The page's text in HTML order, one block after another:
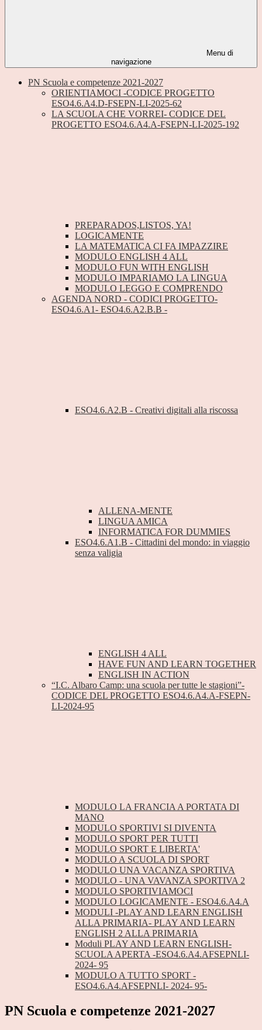
Menu di
navigazione
PN Scuola e competenze 2021-2027
ORIENTIAMOCI -CODICE PROGETTO
ESO4.6.A4.D-FSEPN-LI-2025-62
LA SCUOLA CHE VORREI- CODICE DEL
PROGETTO ESO4.6.A4.A-FSEPN-LI-2025-192
PREPARADOS,LISTOS, YA!
LOGICAMENTE
LA MATEMATICA CI FA IMPAZZIRE
MODULO ENGLISH 4 ALL
MODULO FUN WITH ENGLISH
MODULO IMPARIAMO LA LINGUA
MODULO LEGGO E COMPRENDO
AGENDA NORD - CODICI PROGETTO-
ESO4.6.A1- ESO4.6.A2.B.B -
ESO4.6.A2.B - Creativi digitali alla riscossa
ALLENA-MENTE
LINGUA AMICA
INFORMATICA FOR DUMMIES
ESO4.6.A1.B - Cittadini del mondo: in viaggio
senza valigia
ENGLISH 4 ALL
HAVE FUN AND LEARN TOGETHER
ENGLISH IN ACTION
“I.C. Albaro Camp: una scuola per tutte le stagioni”-
CODICE DEL PROGETTO ESO4.6.A4.A-FSEPN-
LI-2024-95
MODULO LA FRANCIA A PORTATA DI
MANO
MODULO SPORTIVI SI DIVENTA
MODULO SPORT PER TUTTI
MODULO SPORT E LIBERTA'
MODULO A SCUOLA DI SPORT
MODULO UNA VACANZA SPORTIVA
MODULO - UNA VAVANZA SPORTIVA 2
MODULO SPORTIVIAMOCI
MODULO LOGICAMENTE - ESO4.6.A4.A
MODULI -PLAY AND LEARN ENGLISH
ALLA PRIMARIA- PLAY AND LEARN
ENGLISH 2 ALLA PRIMARIA
Moduli PLAY AND LEARN ENGLISH-
SCUOLA APERTA -ESO4.6.A4.AFSEPNLI-
2024- 95
MODULO A TUTTO SPORT -
ESO4.6.A4.AFSEPNLI- 2024- 95-
PN Scuola e competenze 2021-2027